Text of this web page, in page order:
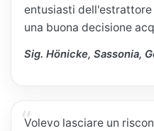
entusiasti
una buona decisione
Sig. Hönicke, Sassonia,
Volevo lasciare un